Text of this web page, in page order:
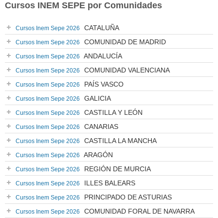
Cursos INEM SEPE por Comunidades
Cursos Inem Sepe 2026 CATALUÑA
Cursos Inem Sepe 2026 COMUNIDAD DE MADRID
Cursos Inem Sepe 2026 ANDALUCÍA
Cursos Inem Sepe 2026 COMUNIDAD VALENCIANA
Cursos Inem Sepe 2026 PAÍS VASCO
Cursos Inem Sepe 2026 GALICIA
Cursos Inem Sepe 2026 CASTILLA Y LEÓN
Cursos Inem Sepe 2026 CANARIAS
Cursos Inem Sepe 2026 CASTILLA LA MANCHA
Cursos Inem Sepe 2026 ARAGÓN
Cursos Inem Sepe 2026 REGIÓN DE MURCIA
Cursos Inem Sepe 2026 ILLES BALEARS
Cursos Inem Sepe 2026 PRINCIPADO DE ASTURIAS
Cursos Inem Sepe 2026 COMUNIDAD FORAL DE NAVARRA